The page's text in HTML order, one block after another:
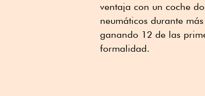
ventaja con un coche
neumáticos durante
ganando 12 de las
formalidad.